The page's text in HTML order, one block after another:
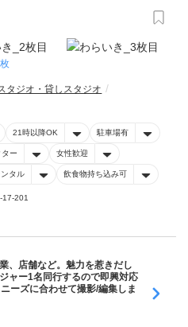
タジオ・貸しスタジオ
21時以降OK 駐車場有
ー 女性歓迎
ンタル 飲食物持ち込み可
17-201
、店舗など。魅力を惹きだし
ャー1名同行するので即興対応
ーズに合わせて撮影/編集しま